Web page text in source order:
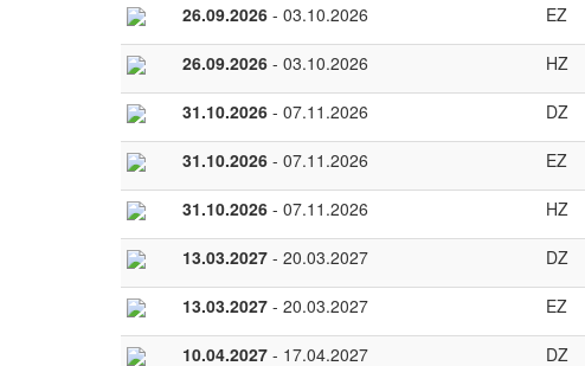
26.09.2026 - 03.10.2026 EZ
26.09.2026 - 03.10.2026 HZ
31.10.2026 - 07.11.2026 DZ
31.10.2026 - 07.11.2026 EZ
31.10.2026 - 07.11.2026 HZ
13.03.2027 - 20.03.2027 DZ
13.03.2027 - 20.03.2027 EZ
10.04.2027 - 17.04.2027 DZ